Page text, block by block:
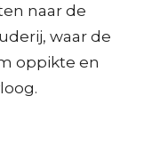
naar de
waar de
oppikte en